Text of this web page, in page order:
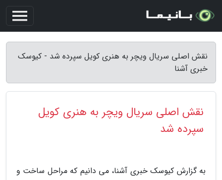
نقش اصلی سریال ویچر به هنری کویل سپرده شد - کیوسک
خبری آشنا
نقش اصلی سریال ویچر به هنری کویل
سپرده شد
به گزارش کیوسک خبری آشنا، می دانیم که مراحل ساخت و